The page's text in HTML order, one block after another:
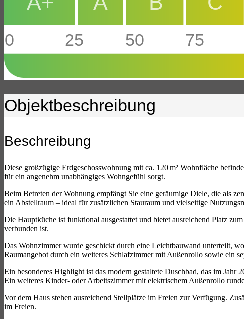
0 25 50 75
Objekt­beschreibung
Beschreibung
Diese großzügige Erdgeschosswohnung mit ca. 120 m² Wohnfläche
für ein angenehm unabhängiges Wohngefühl sorgt.
Beim Betreten der Wohnung empfängt Sie eine geräumige Diele, die als
ein Abstellraum – ideal für zusätzlichen Stauraum und vielseitige
Die Hauptküche ist funktional ausgestattet und bietet ausreichend Platz
verbunden ist.
Das Wohnzimmer wurde geschickt durch eine Leichtbauwand unterteilt,
Raumangebot durch ein weiteres Schlafzimmer mit Außenrollo sowie ein
Ein besonderes Highlight ist das modern gestaltete Duschbad, das im Jahr
Ein weiteres Kinder- oder Arbeitszimmer mit elektrischem Außenrollo
Vor dem Haus stehen ausreichend Stellplätze im Freien zur Verfügung.
im Freien.